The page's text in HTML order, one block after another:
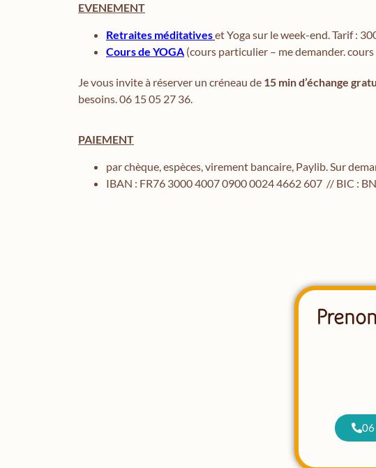
EVENEMENT
Retraites méditativeset Yoga sur le week-end. Tarif :
Cours de YOGA (cours particulier – me demander.
Je vous invite à réserver un créneau de 15 min d’échange
besoins. 06 15 05 27 36.
PAIEMENT
par chèque, espèces, virement bancaire, Paylib. Sur
IBAN : FR76 3000 4007 0900 0024 4662 607 // BIC :
06